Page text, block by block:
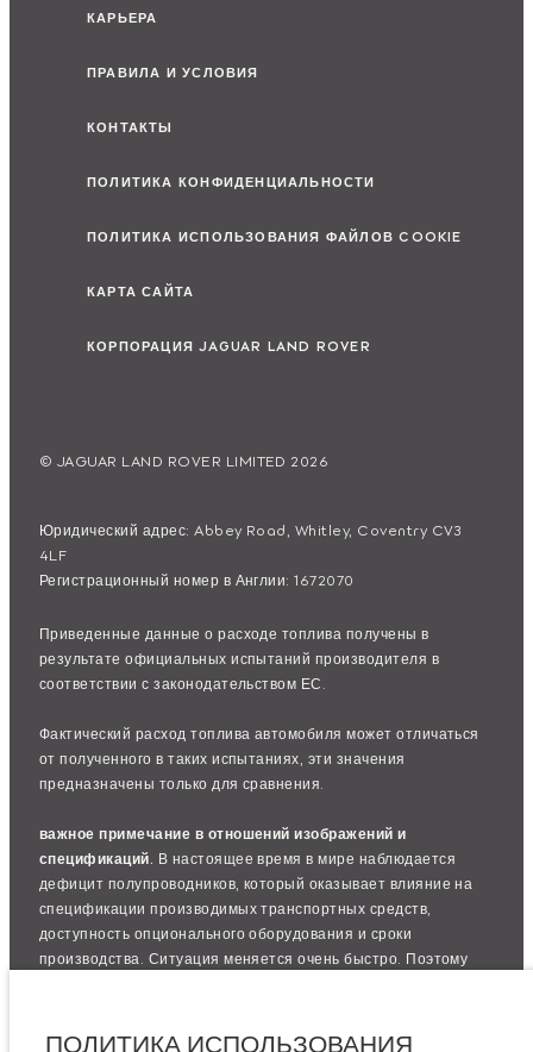
КАРЬЕРА
ПРАВИЛА И УСЛОВИЯ
КОНТАКТЫ
ПОЛИТИКА КОНФИДЕНЦИАЛЬНОСТИ
ПОЛИТИКА ИСПОЛЬЗОВАНИЯ ФАЙЛОВ COOKIE
КАРТА САЙТА
КОРПОРАЦИЯ JAGUAR LAND ROVER
© JAGUAR LAND ROVER LIMITED 2026
Юридический адрес: Abbey Road, Whitley, Coventry CV3
4LF
Регистрационный номер в Англии: 1672070
Приведенные данные о расходе топлива получены в
результате официальных испытаний производителя в
соответствии с законодательством ЕС.
Фактический расход топлива автомобиля может отличаться
от полученного в таких испытаниях, эти значения
предназначены только для сравнения.
важное примечание в отношений изображений и
спецификаций. В настоящее время в мире наблюдается
дефицит полупроводников, который оказывает влияние на
спецификации производимых транспортных средств,
доступность опционального оборудования и сроки
производства. Ситуация меняется очень быстро. Поэтому
комплектациям и цветовым схемам автомобилей. Подробную
ПОЛИТИКА ИСПОЛЬЗОВАНИЯ